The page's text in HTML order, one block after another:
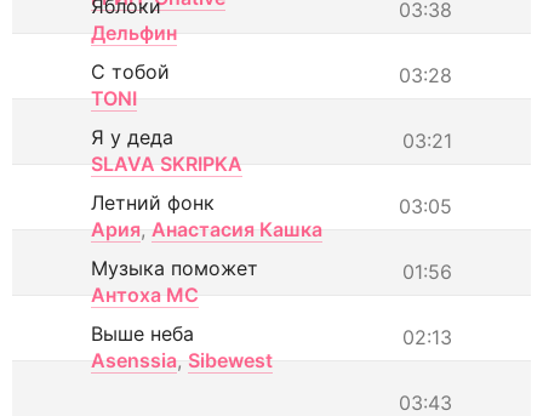
03:38
Яблоки
Дельфин
03:28
С тобой
TONI
03:21
Я у деда
SLAVA SKRIPKA
03:05
Летний фонк
Ария, Анастасия Кашка
01:56
Музыка поможет
Антоха МС
02:13
Выше неба
Asenssia, Sibewest
03:43